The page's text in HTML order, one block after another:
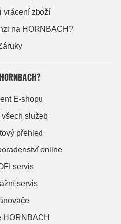
vrácení zboží
na HORNBACH?
E-shopu
všech služeb
přehled
online
servis
servis
HORNBACH